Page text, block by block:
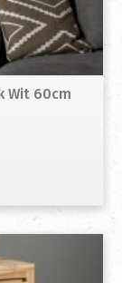
Wit 60cm